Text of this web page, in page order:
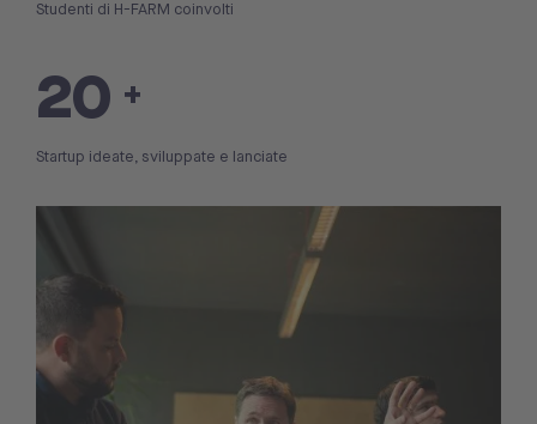
Studenti di H-FARM coinvolti
20 +
Startup ideate, sviluppate e lanciate